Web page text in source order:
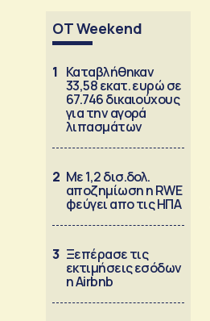
OT Weekend
1 Καταβλήθηκαν
33,58 εκατ. ευρώ σε
67.746 δικαιούχους
για την αγορά
λιπασμάτων
2 Με 1,2 δισ.δολ.
αποζημίωση η RWE
φεύγει απο τις ΗΠΑ
3 Ξεπέρασε τις
εκτιμήσεις εσόδων
η Airbnb